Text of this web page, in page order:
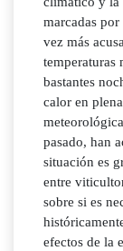
marcadas
vez más
temperaturas
bastantes
calor en
pasado, han
situación es
entre
sobre si es
efectos de la